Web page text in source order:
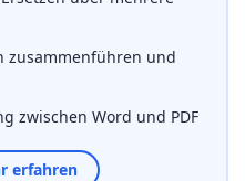
zusammenführen und
zwischen Word und PDF
erfahren